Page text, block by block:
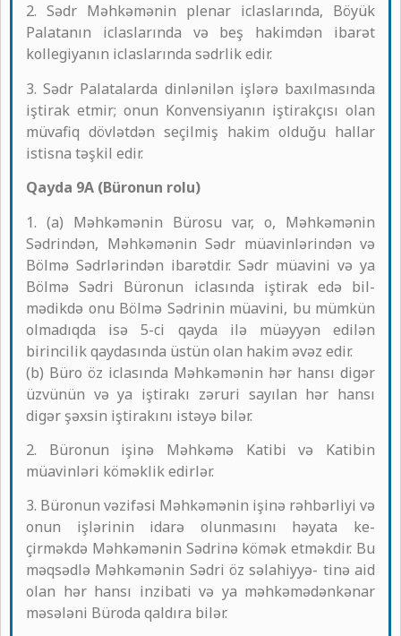
2. Sədr Məhkəmənin plenar iclaslarında, Böyük
Palatanın iclaslarında və beş hakimdən ibarət
kollegiyanın iclaslarında sədrlik edir.
3. Sədr Palatalarda dinlənilən işlərə baxılmasında
iştirak etmir; onun Konvensiyanın iştirakçısı olan
müvafiq dövlətdən seçilmiş hakim olduğu hallar
istisna təşkil edir.
Qayda 9A (Büronun rolu)
1. (a) Məhkəmənin Bürosu var, o, Məhkəmənin
Sədrindən, Məhkəmənin Sədr müavinlərindən və
Bölmə Sədrlərindən ibarətdir. Sədr müavini və ya
Bölmə Sədri Büronun iclasında iştirak edə bil-
mədikdə onu Bölmə Sədrinin müavini, bu mümkün
olmadıqda isə 5-ci qayda ilə müəyyən edilən
birincilik qaydasında üstün olan hakim əvəz edir.
(b) Büro öz iclasında Məhkəmənin hər hansı digər
üzvünün və ya iştirakı zəruri sayılan hər hansı
digər şəxsin iştirakını istəyə bilər.
2. Büronun işinə Məhkəmə Katibi və Katibin
müavinləri köməklik edirlər.
3. Büronun vəzifəsi Məhkəmənin işinə rəhbərliyi və
onun işlərinin idarə olunmasını həyata ke-
çirməkdə Məhkəmənin Sədrinə kömək etməkdir. Bu
məqsədlə Məhkəmənin Sədri öz səlahiyyə- tinə aid
olan hər hansı inzibati və ya məhkəmədənkənar
məsələni Büroda qaldıra bilər.